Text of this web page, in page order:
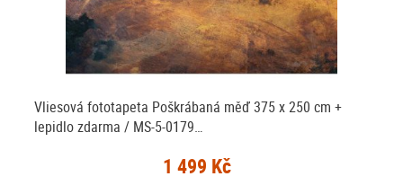
Vliesová fototapeta Poškrábaná měď 375 x 250 cm +
lepidlo zdarma / MS-5-0179…
1 499 Kč